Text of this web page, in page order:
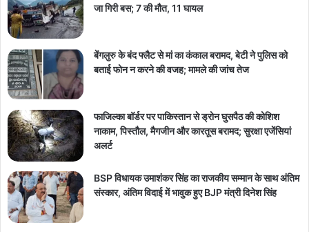
जा गिरी बस; 7 की मौत, 11 घायल
बेंगलुरु के बंद फ्लैट से मां का कंकाल बरामद, बेटी ने पुलिस को
बताई फोन न करने की वजह; मामले की जांच तेज
फाजिल्का बॉर्डर पर पाकिस्तान से ड्रोन घुसपैठ की कोशिश
नाकाम, पिस्तौल, मैगजीन और कारतूस बरामद; सुरक्षा एजेंसियां
अलर्ट
BSP विधायक उमाशंकर सिंह का राजकीय सम्मान के साथ अंतिम
संस्कार, अंतिम विदाई में भावुक हुए BJP मंत्री दिनेश सिंह